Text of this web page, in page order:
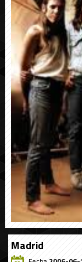
Madrid